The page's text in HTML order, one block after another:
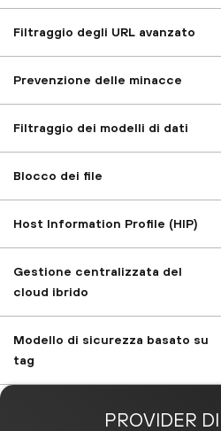
Filtraggio degli URL avanzato
Prevenzione delle minacce
Filtraggio dei modelli di dati
Blocco dei file
Host Information Profile (HIP)
Gestione centralizzata del
cloud ibrido
Modello di sicurezza basato su
tag
PROVIDER